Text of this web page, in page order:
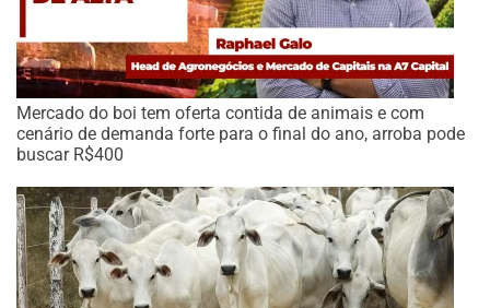
Mercado do boi tem oferta contida de animais e com
cenário de demanda forte para o final do ano, arroba pode
buscar R$400